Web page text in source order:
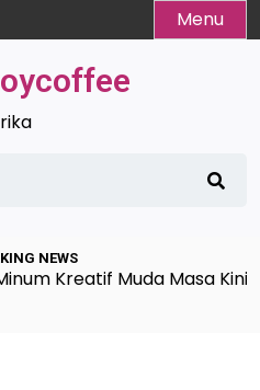
Menu
NEWS
Kreatif Muda Masa Kini |